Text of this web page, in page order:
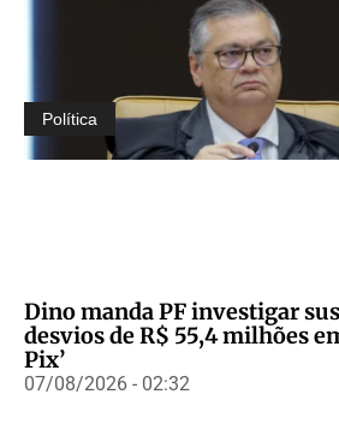
Política
Dino manda PF investigar
desvios de R$ 55,4 milhões
Pix’
07/08/2026 - 02:32